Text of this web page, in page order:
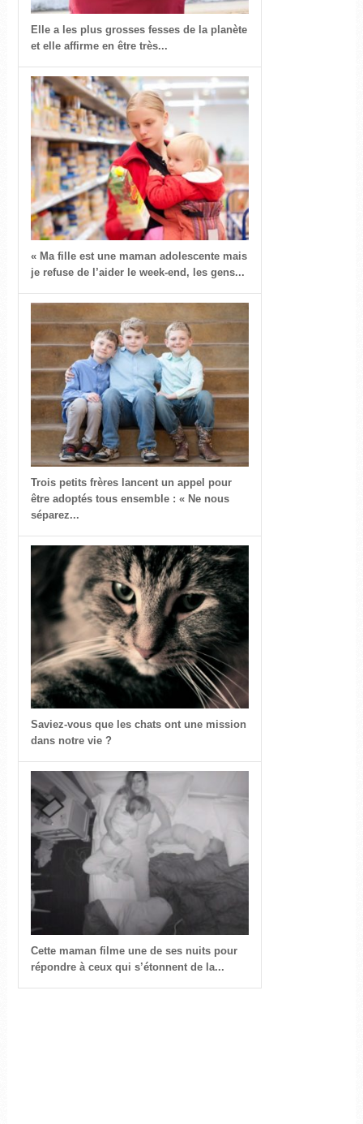
Elle a les plus grosses fesses de la planète
et elle affirme en être très...
« Ma fille est une maman adolescente mais
je refuse de l’aider le week-end, les gens...
Trois petits frères lancent un appel pour
être adoptés tous ensemble : « Ne nous
séparez...
Saviez-vous que les chats ont une mission
dans notre vie ?
Cette maman filme une de ses nuits pour
répondre à ceux qui s’étonnent de la...